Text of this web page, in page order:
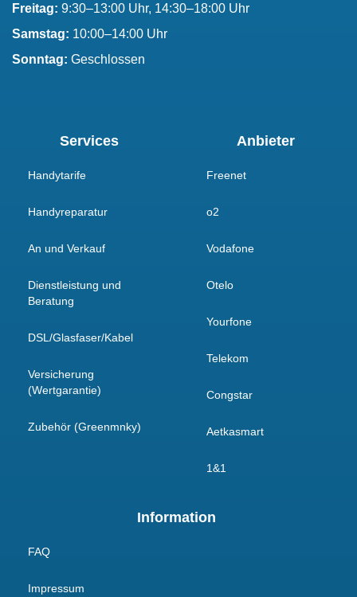
Freitag: 9:30–13:00 Uhr, 14:30–18:00 Uhr
Samstag: 10:00–14:00 Uhr
Sonntag: Geschlossen
Services
Handytarife
Handyreparatur
An und Verkauf
Dienstleistung und
Beratung
DSL/Glasfaser/Kabel
Versicherung
(Wertgarantie)
Zubehör (Greenmnky)
Anbieter
Freenet
o2
Vodafone
Otelo
Yourfone
Telekom
Congstar
Aetkasmart
1&1
Information
FAQ
Impressum